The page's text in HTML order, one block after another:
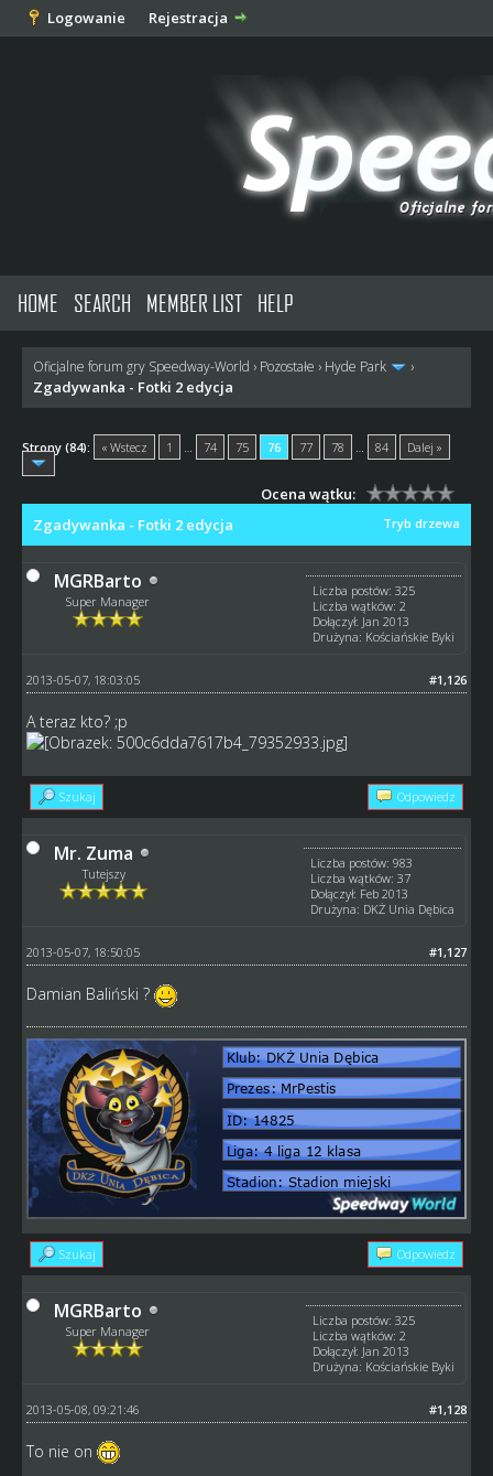
Logowanie Rejestracja
HOME SEARCH MEMBER LIST HELP
Oficjalne forum gry Speedway-World › Pozostałe › Hyde Park ›
Zgadywanka - Fotki 2 edycja
Strony (84): « Wstecz 1 74 75 76 77 78 84 Dalej »
Ocena wątku:
Tryb drzewa
Zgadywanka - Fotki 2 edycja
MGRBarto
Super Manager
Liczba postów: 325
Liczba wątków: 2
Dołączył: Jan 2013
Drużyna: Kościańskie Byki
#1,126
2013-05-07, 18:03:05
A teraz kto? ;p
Szukaj Odpowiedz
Mr. Zuma
Tutejszy
Liczba postów: 983
Liczba wątków: 37
Dołączył: Feb 2013
Drużyna: DKŻ Unia Dębica
#1,127
2013-05-07, 18:50:05
Damian Baliński ?
Szukaj Odpowiedz
MGRBarto
Super Manager
Liczba postów: 325
Liczba wątków: 2
Dołączył: Jan 2013
Drużyna: Kościańskie Byki
#1,128
2013-05-08, 09:21:46
To nie on